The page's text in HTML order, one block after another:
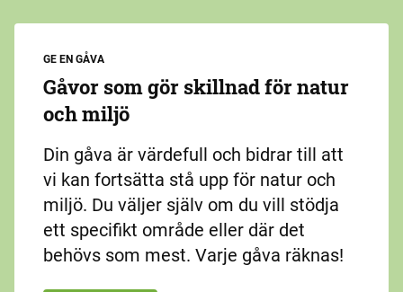
GE EN GÅVA
Gåvor som gör skillnad för natur
och miljö
Din gåva är värdefull och bidrar till att
vi kan fortsätta stå upp för natur och
miljö. Du väljer själv om du vill stödja
ett specifikt område eller där det
behövs som mest. Varje gåva räknas!